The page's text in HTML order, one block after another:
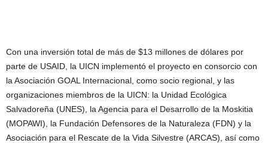
Con una inversión total de más de $13 millones de dólares por
parte de USAID, la UICN implementó el proyecto en consorcio con
la Asociación GOAL Internacional, como socio regional, y las
organizaciones miembros de la UICN: la Unidad Ecológica
Salvadoreña (UNES), la Agencia para el Desarrollo de la Moskitia
(MOPAWI), la Fundación Defensores de la Naturaleza (FDN) y la
Asociación para el Rescate de la Vida Silvestre (ARCAS), así como